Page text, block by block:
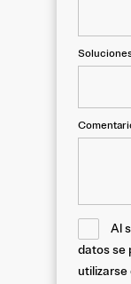
Al
datos se